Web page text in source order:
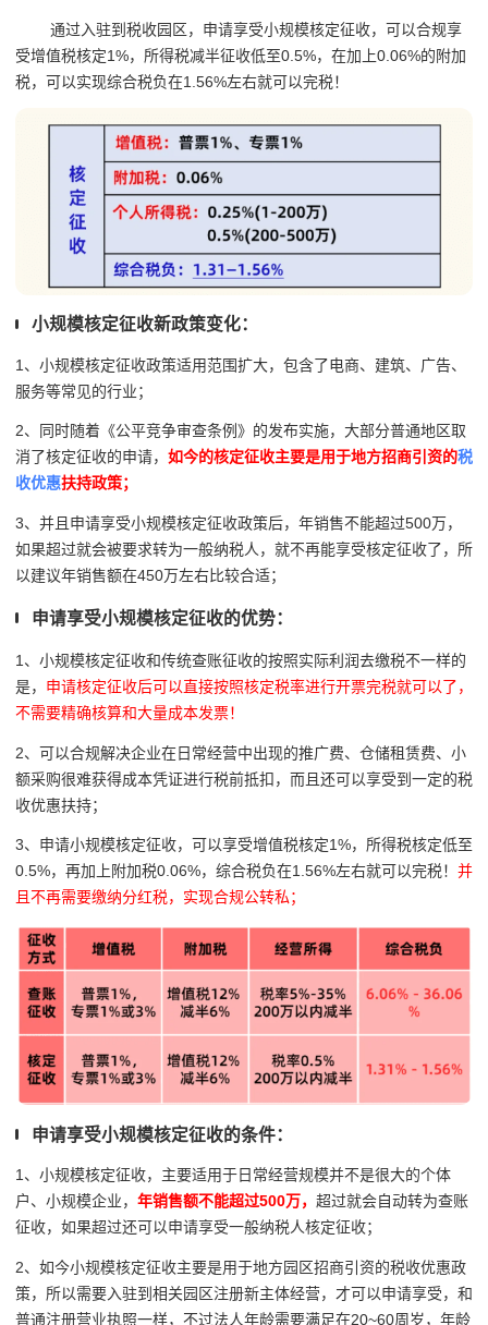
通过入驻到税收园区，申请享受小规模核定征收，可以合规享
受增值税核定1%，所得税减半征收低至0.5%，在加上0.06%的附加
税，可以实现综合税负在1.56%左右就可以完税！
小规模核定征收新政策变化：
1、小规模核定征收政策适用范围扩大，包含了电商、建筑、广告、
服务等常见的行业；
2、同时随着《公平竞争审查条例》的发布实施，大部分普通地区取
消了核定征收的申请， 如今的核定征收主要是用于地方招商引资的税
收优惠扶持政策；
3、并且申请享受小规模核定征收政策后，年销售不能超过500万，
如果超过就会被要求转为一般纳税人，就不再能享受核定征收了，所
以建议年销售额在450万左右比较合适；
申请享受小规模核定征收的优势：
1、小规模核定征收和传统查账征收的按照实际利润去缴税不一样的
是， 申请核定征收后可以直接按照核定税率进行开票完税就可以了，
不需要精确核算和大量成本发票！
2、可以合规解决企业在日常经营中出现的推广费、仓储租赁费、小
额采购很难获得成本凭证进行税前抵扣，而且还可以享受到一定的税
收优惠扶持；
3、申请小规模核定征收，可以享受增值税核定1%，所得税核定低至
0.5%，再加上附加税0.06%，综合税负在1.56%左右就可以完税！ 并
且不再需要缴纳分红税，实现合规公转私；
申请享受小规模核定征收的条件：
1、小规模核定征收，主要适用于日常经营规模并不是很大的个体
户、小规模企业， 年销售额不能超过500万， 超过就会自动转为查账
征收，如果超过还可以申请享受一般纳税人核定征收；
2、如今小规模核定征收主要是用于地方园区招商引资的税收优惠政
策，所以需要入驻到相关园区注册新主体经营，才可以申请享受，和
普通注册营业执照一样，不过法人年龄需要满足在20~60周岁， 年龄